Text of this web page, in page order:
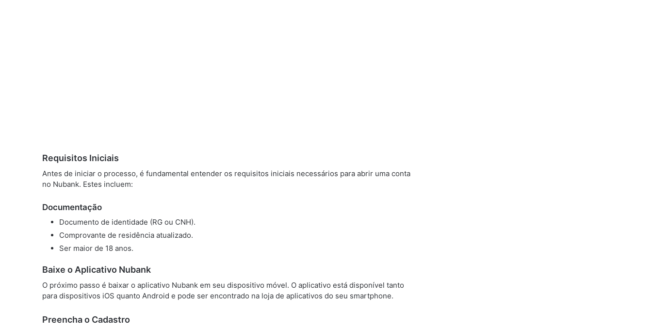
Requisitos Iniciais
Antes de iniciar o processo, é fundamental entender os requisitos iniciais necessários para abrir uma conta
no Nubank. Estes incluem:
Documentação
Documento de identidade (RG ou CNH).
Comprovante de residência atualizado.
Ser maior de 18 anos.
Baixe o Aplicativo Nubank
O próximo passo é baixar o aplicativo Nubank em seu dispositivo móvel. O aplicativo está disponível tanto
para dispositivos iOS quanto Android e pode ser encontrado na loja de aplicativos do seu smartphone.
Preencha o Cadastro